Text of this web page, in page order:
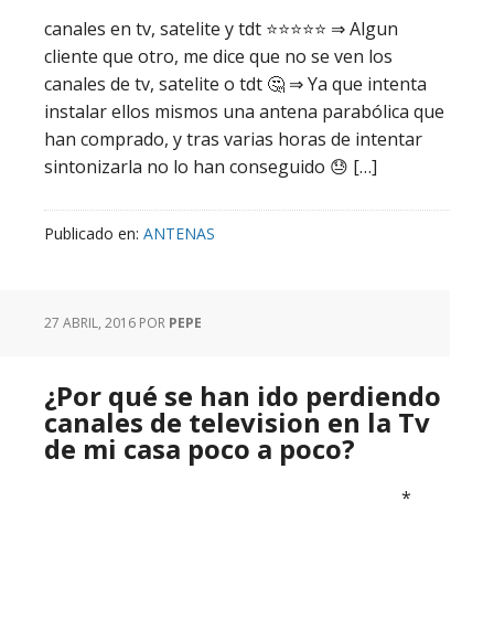
canales en tv, satelite y tdt ⭐️⭐️⭐️⭐️⭐️ ⇒ Algun
cliente que otro, me dice que no se ven los
canales de tv, satelite o tdt 🤔 ⇒ Ya que intenta
instalar ellos mismos una antena parabólica que
han comprado, y tras varias horas de intentar
sintonizarla no lo han conseguido 😓 […]
Publicado en: ANTENAS
27 ABRIL, 2016 POR PEPE
¿Por qué se han ido perdiendo
canales de television en la Tv
de mi casa poco a poco?
*